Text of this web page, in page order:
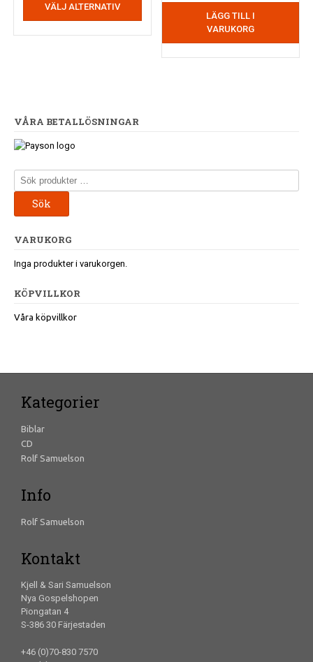
VÄLJ ALTERNATIV
produkten
har
varianter.
LÄGG TILL I
VARUKORG
VÅRA BETALLÖSNINGAR
Sök
efter:
Sök
VARUKORG
Inga produkter i varukorgen.
KÖPVILLKOR
Våra köpvillkor
Kategorier
Biblar
CD
Rolf Samuelson
Info
Rolf Samuelson
Kontakt
Kjell & Sari Samuelson
Nya Gospelshopen
Piongatan 4
S-386 30 Färjestaden
+46 (0)70-830 7570